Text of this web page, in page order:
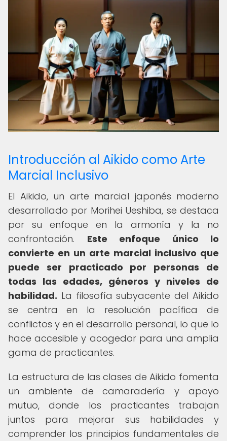
Introducción al Aikido como Arte
Marcial Inclusivo
El Aikido, un arte marcial japonés moderno
desarrollado por Morihei Ueshiba, se destaca
por su enfoque en la armonía y la no
confrontación. Este enfoque único lo
convierte en un arte marcial inclusivo que
puede ser practicado por personas de
todas las edades, géneros y niveles de
habilidad. La filosofía subyacente del Aikido
se centra en la resolución pacífica de
conflictos y en el desarrollo personal, lo que lo
hace accesible y acogedor para una amplia
gama de practicantes.
La estructura de las clases de Aikido fomenta
un ambiente de camaradería y apoyo
mutuo, donde los practicantes trabajan
juntos para mejorar sus habilidades y
comprender los principios fundamentales de